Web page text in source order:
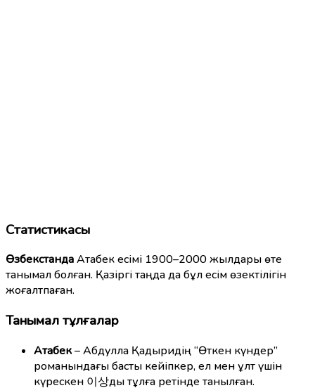
Статистикасы
ӨзбекстандаАтабек есімі 1900–2000 жылдары өте
танымал болған. Қазіргі таңда да бұл есім өзектілігін
жоғалтпаған.
Танымал тұлғалар
Атабек– Абдулла Қадыридің “Өткен күндер”
романындағы басты кейіпкер, ел мен ұлт үшін
күрескен 이상ды тұлға ретінде танылған.